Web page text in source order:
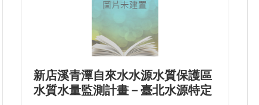
新店溪青潭自來水水源水質保護區
水質水量監測計畫－臺北水源特定